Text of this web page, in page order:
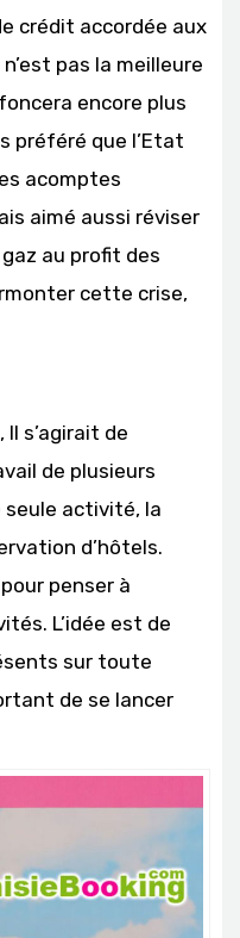
crédit accordée aux
pas la meilleure
encore plus
préféré que l’Etat
acomptes
aimé aussi réviser
au profit des
cette crise,
s’agirait de
de plusieurs
seule activité, la
d’hôtels.
penser à
L’idée est de
sur toute
de se lancer